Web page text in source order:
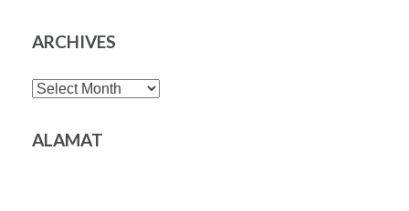
ARCHIVES
Archives
ALAMAT